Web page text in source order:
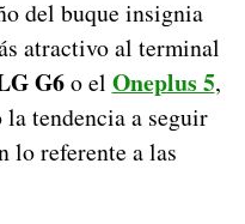
del buque insignia
atractivo al terminal
G6o el Oneplus 5,
la tendencia a seguir
lo referente a las